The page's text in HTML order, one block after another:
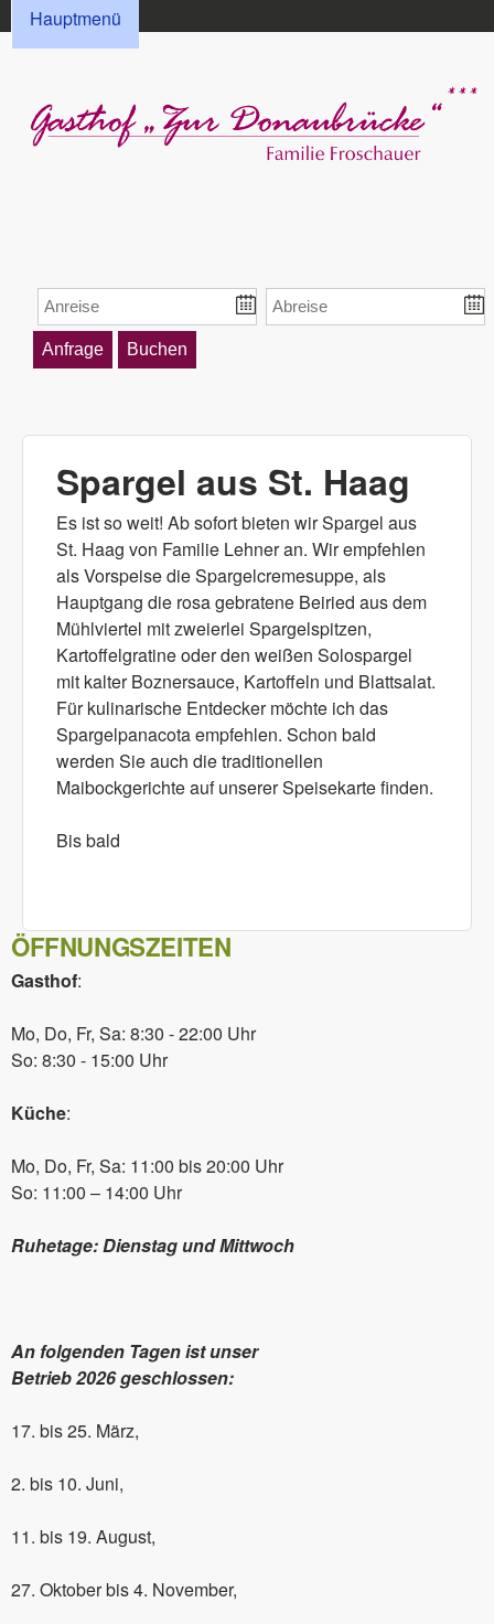
HAUPTMENÜ
Hauptmenü
Donaubrücke“
Froschauer
Spargel aus St. Haag
Es ist so weit! Ab sofort bieten wir Spargel aus
St. Haag von Familie Lehner an. Wir empfehlen
als Vorspeise die Spargelcremesuppe, als
Hauptgang die rosa gebratene Beiried aus dem
Mühlviertel mit zweierlei Spargelspitzen,
Kartoffelgratine oder den weißen Solospargel
mit kalter Boznersauce, Kartoffeln und Blattsalat.
Für kulinarische Entdecker möchte ich das
Spargelpanacota empfehlen. Schon bald
werden Sie auch die traditionellen
Maibockgerichte auf unserer Speisekarte finden.
Bis bald
ÖFFNUNGSZEITEN
Gasthof:
Mo, Do, Fr, Sa: 8:30 - 22:00 Uhr
So: 8:30 - 15:00 Uhr
Küche:
Mo, Do, Fr, Sa: 11:00 bis 20:00 Uhr
So: 11:00 – 14:00 Uhr
Ruhetage: Dienstag und Mittwoch
An folgenden Tagen ist unser
Betrieb 2026 geschlossen:
17. bis 25. März,
2. bis 10. Juni,
11. bis 19. August,
27. Oktober bis 4. November,